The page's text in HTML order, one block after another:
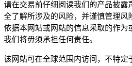
请在交易前仔细阅读我们的产品披露
全了解所涉及的风险，并谨慎管理风
依据本网站或网站的信息采取的作为
我们将毋须承担任何责任。
该网站可在全球范围内访问，不特定